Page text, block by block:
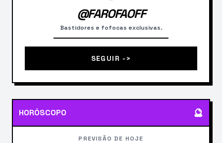
@FAROFAOFF
Bastidores e fofocas exclusivas.
SEGUIR ->
HORÓSCOPO 🔮
PREVISÃO DE HOJE